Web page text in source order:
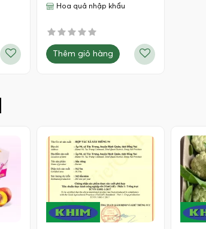
Hoa quả nhập khẩu
Thêm giỏ hàng